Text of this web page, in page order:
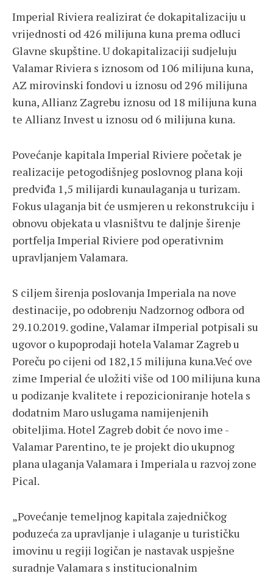
Imperial Riviera realizirat će dokapitalizaciju u
vrijednosti od 426 milijuna kuna prema odluci
Glavne skupštine. U dokapitalizaciji sudjeluju
Valamar Riviera s iznosom od 106 milijuna kuna,
AZ mirovinski fondovi u iznosu od 296 milijuna
kuna, Allianz Zagrebu iznosu od 18 milijuna kuna
te Allianz Invest u iznosu od 6 milijuna kuna.
Povećanje kapitala Imperial Riviere početak je
realizacije petogodišnjeg poslovnog plana koji
predviđa 1,5 milijardi kunaulaganja u turizam.
Fokus ulaganja bit će usmjeren u rekonstrukciju i
obnovu objekata u vlasništvu te daljnje širenje
portfelja Imperial Riviere pod operativnim
upravljanjem Valamara.
S ciljem širenja poslovanja Imperiala na nove
destinacije, po odobrenju Nadzornog odbora od
29.10.2019. godine, Valamar iImperial potpisali su
ugovor o kupoprodaji hotela Valamar Zagreb u
Poreču po cijeni od 182,15 milijuna kuna.Već ove
zime Imperial će uložiti više od 100 milijuna kuna
u podizanje kvalitete i repozicioniranje hotela s
dodatnim Maro uslugama namijenjenih
obiteljima. Hotel Zagreb dobit će novo ime -
Valamar Parentino, te je projekt dio ukupnog
plana ulaganja Valamara i Imperiala u razvoj zone
Pical.
„Povećanje temeljnog kapitala zajedničkog
poduzeća za upravljanje i ulaganje u turističku
imovinu u regiji logičan je nastavak uspješne
suradnje Valamara s institucionalnim